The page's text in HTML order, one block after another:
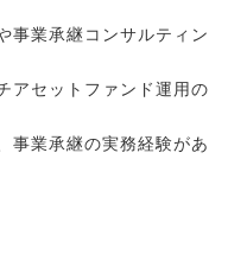
事業承継コンサルティン
アセットファンド運用の
事業承継の実務経験があ